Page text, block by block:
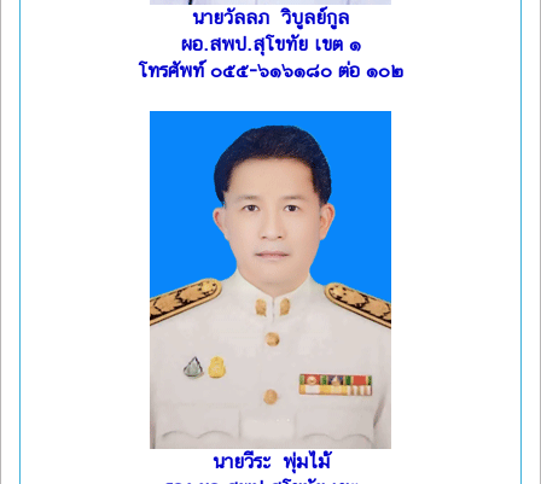
นายวัลลภ วิบูลย์กูล
ผอ.สพป.สุโขทัย เขต ๑
โทรศัพท์ ๐๕๕-๖๑๖๑๘๐ ต่อ ๑๐๒
นายวีระ พุ่มไม้